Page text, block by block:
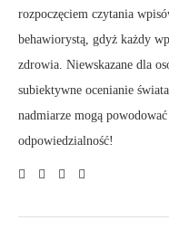
rozpoczęciem czytania
behawiorystą, gdyż każdy
zdrowia. Niewskazane dla
subiektywne ocenianie
nadmiarze mogą
odpowiedzialność!